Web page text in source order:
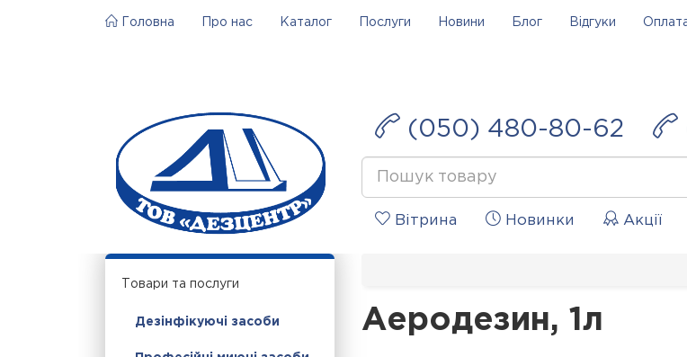
Головна Про нас Каталог Послуги Новини Блог Відгуки
(050) 480-80-62
Вітрина Новинки Акції
Товари та послуги
Дезінфікуючі засоби Аеродезин, 1л